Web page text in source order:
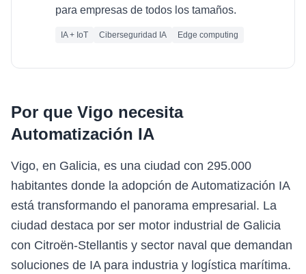
para empresas de todos los tamaños.
IA + IoT Ciberseguridad IA Edge computing
Por que Vigo necesita
Automatización IA
Vigo, en Galicia, es una ciudad con 295.000
habitantes donde la adopción de Automatización IA
está transformando el panorama empresarial. La
ciudad destaca por ser motor industrial de Galicia
con Citroën-Stellantis y sector naval que demandan
soluciones de IA para industria y logística marítima.